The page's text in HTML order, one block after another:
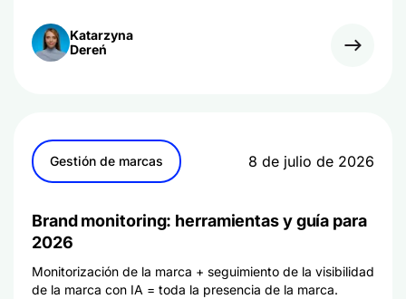
Katarzyna
Dereń
Gestión de marcas 8 de julio de 2026
Brand monitoring: herramientas y guía para
2026
Monitorización de la marca + seguimiento de la visibilidad
de la marca con IA = toda la presencia de la marca.